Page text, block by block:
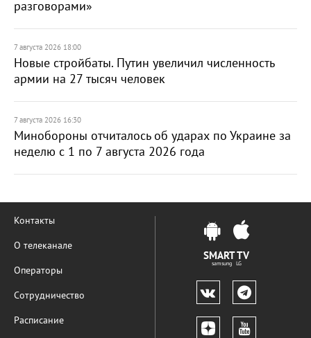
разговорами»
7 августа 2026 18:00
Новые стройбаты. Путин увеличил численность
армии на 27 тысяч человек
7 августа 2026 16:30
Минобороны отчиталось об ударах по Украине за
неделю с 1 по 7 августа 2026 года
Контакты
О телеканале
Операторы
Сотрудничество
Расписание
SMART TV
samsung LG